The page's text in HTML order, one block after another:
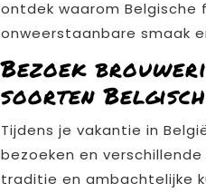
ontdek waarom Belgische
onweerstaanbare smaak
Bezoek
soorten
Tijdens je vakantie in
bezoeken en
traditie en ambachtelijke